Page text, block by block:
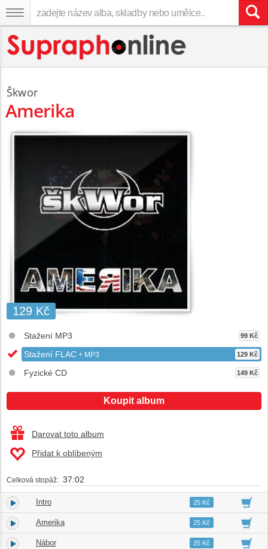
Škwor
Amerika
129 Kč
Stažení MP3 99 Kč
Stažení FLAC + MP3 129 Kč
Fyzické CD 149 Kč
Koupit album
Darovat toto album
Přidat k oblíbeným
Celková stopáž: 37:02
1. Intro 01:2125 Kč
2. Amerika 02:1925 Kč
3. Nábor 02:5125 Kč